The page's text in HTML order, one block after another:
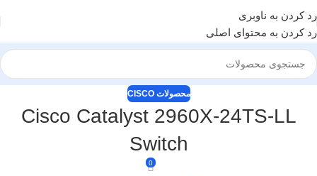
رد کردن به ناوبری
رد کردن به محتوای اصلی
محصولات CISCO
Cisco Catalyst 2960X-24TS-LL
Switch
0